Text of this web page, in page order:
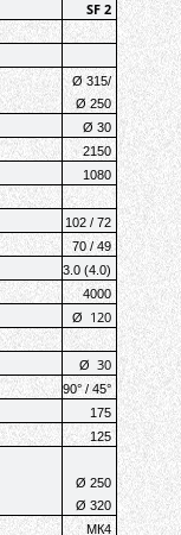
SF 2
Ø 315/
Ø 250
Ø 30
2150
1080
102 / 72
70 / 49
3.0 (4.0)
4000
Ø 120
Ø 30
90° / 45°
175
125
Ø 250
Ø 320
МК4